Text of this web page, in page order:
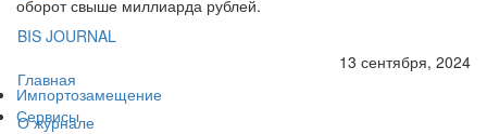
BIS JOURNAL
Главная
О журнале
оборот свыше миллиарда рублей.
13 сентября, 2024
Импортозамещение
Сервисы